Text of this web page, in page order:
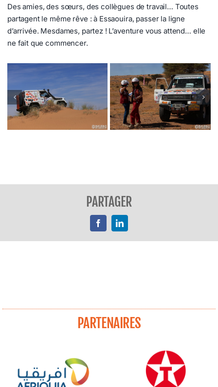
Des amies, des sœurs, des collègues de travail… Toutes
partagent le même rêve : à Essaouira, passer la ligne
d’arrivée. Mesdames, partez ! L’aventure vous attend… elle
ne fait que commencer.
PARTAGER
FacebookLinkedIn
PARTENAIRES